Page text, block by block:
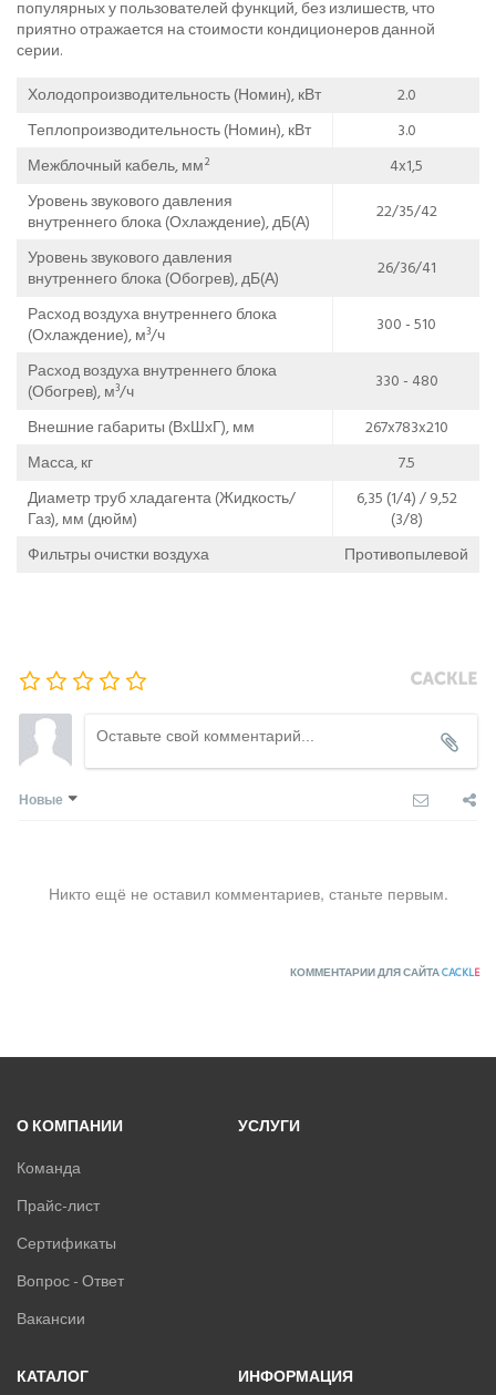
популярных у пользователей функций, без излишеств, что
приятно отражается на стоимости кондиционеров данной
серии.
Холодопроизводительность (Номин), кВт
2.0
Теплопроизводительность (Номин), кВт
3.0
Межблочный кабель, мм²
4x1,5
Уровень звукового давления
внутреннего блока (Охлаждение), дБ(А)
22/35/42
Уровень звукового давления
внутреннего блока (Обогрев), дБ(А)
26/36/41
Расход воздуха внутреннего блока
(Охлаждение), м³/ч
300 - 510
Расход воздуха внутреннего блока
(Обогрев), м³/ч
330 - 480
Внешние габариты (ВхШхГ), мм
267x783x210
Масса, кг
7.5
Диаметр труб хладагента (Жидкость/
Газ), мм (дюйм)
6,35 (1/4) / 9,52
(3/8)
Фильтры очистки воздуха
Противопылевой
Новые
Никто ещё не оставил комментариев, станьте первым.
КОММЕНТАРИИ ДЛЯ САЙТАCACKLE
О КОМПАНИИ
Команда
Прайс-лист
Сертификаты
Вопрос - Ответ
Вакансии
УСЛУГИ
КАТАЛОГ
ИНФОРМАЦИЯ